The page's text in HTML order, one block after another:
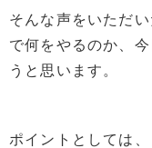
そんな声をいただ
で何をやるのか、
うと思います。
ポイントとしては